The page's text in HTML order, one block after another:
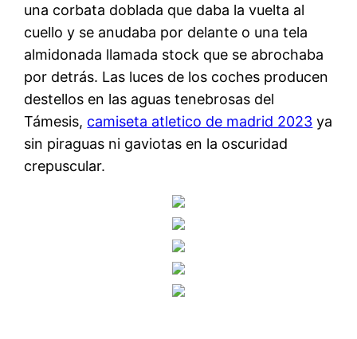
una corbata doblada que daba la vuelta al
cuello y se anudaba por delante o una tela
almidonada llamada stock que se abrochaba
por detrás. Las luces de los coches producen
destellos en las aguas tenebrosas del
Támesis, camiseta atletico de madrid 2023 ya
sin piraguas ni gaviotas en la oscuridad
crepuscular.